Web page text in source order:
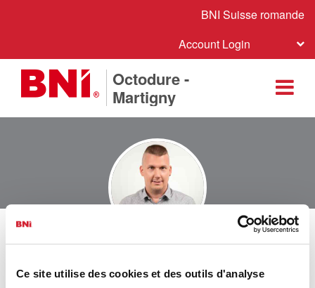
Ce site utilise des cookies et des outils d'analyse
BNI Suisse romande
Account Login
Octodure -
Martigny
Practeo SA